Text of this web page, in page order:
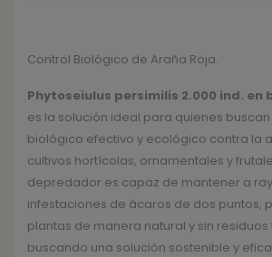
Control Biológico de Araña Roja.
Phytoseiulus persimilis 2.000 ind. en
es la solución ideal para quienes
biológico efectivo y ecológico contra la
cultivos hortícolas, ornamentales y
depredador es capaz de mantener a
infestaciones de ácaros de dos puntos,
plantas de manera natural y sin residuos
buscando una solución sostenible y